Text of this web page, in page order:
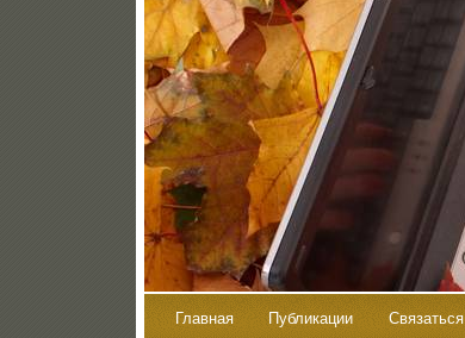
Главная Публикации Связаться